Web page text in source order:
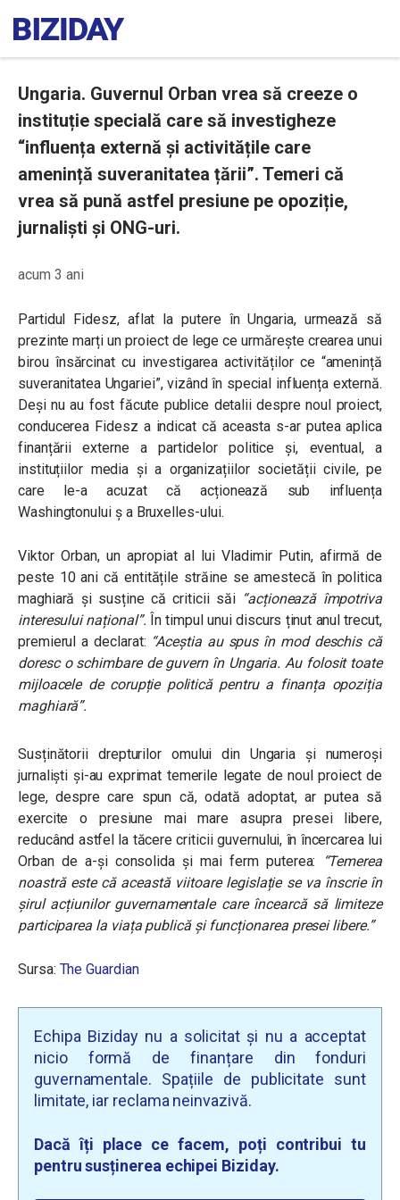
Ungaria. Guvernul Orban vrea să creeze o
instituție specială care să investigheze
“influența externă și activitățile care
amenință suveranitatea țării”. Temeri că
vrea să pună astfel presiune pe opoziție,
jurnaliști și ONG-uri.
acum 3 ani
Partidul Fidesz, aflat la putere în Ungaria, urmează să
prezinte marți un proiect de lege ce urmărește crearea unui
birou însărcinat cu investigarea activităților ce “amenință
suveranitatea Ungariei”, vizând în special influența externă.
Deși nu au fost făcute publice detalii despre noul proiect,
conducerea Fidesz a indicat că aceasta s-ar putea aplica
finanțării externe a partidelor politice și, eventual, a
instituțiilor media și a organizațiilor societății civile, pe
care le-a acuzat că acționează sub influența
Washingtonului ș a Bruxelles-ului.
Viktor Orban, un apropiat al lui Vladimir Putin, afirmă de
peste 10 ani că entitățile străine se amestecă în politica
maghiară și susține că criticii săi “acționează împotriva
interesului național”. În timpul unui discurs ținut anul trecut,
premierul a declarat: “Aceștia au spus în mod deschis că
doresc o schimbare de guvern în Ungaria. Au folosit toate
mijloacele de corupție politică pentru a finanța opoziția
maghiară”.
Susținătorii drepturilor omului din Ungaria și numeroși
jurnaliști și-au exprimat temerile legate de noul proiect de
lege, despre care spun că, odată adoptat, ar putea să
exercite o presiune mai mare asupra presei libere,
reducând astfel la tăcere criticii guvernului, în încercarea lui
Orban de a-și consolida și mai ferm puterea:
“Temerea
noastră este că această viitoare legislație se va înscrie în
șirul acțiunilor guvernamentale care încearcă să limiteze
participarea la viața publică și funcționarea presei libere.”
Sursa: The Guardian
Echipa Biziday nu a solicitat și nu a acceptat
nicio formă de finanțare din fonduri
guvernamentale. Spațiile de publicitate sunt
limitate, iar reclama neinvazivă.
Dacă îți place ce facem, poți contribui tu
pentru susținerea echipei Biziday.